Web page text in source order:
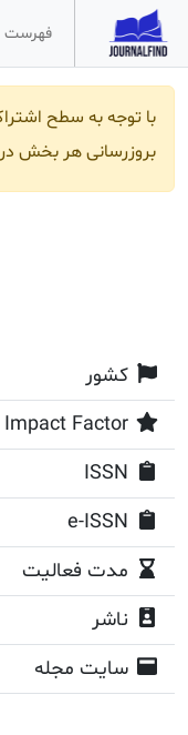
فهرست
با توجه به سطح
بروزرسانی هر بخش
کشور
Impact Factor
ISSN
e-ISSN
مدت فعالیت
ناشر
سایت مجله